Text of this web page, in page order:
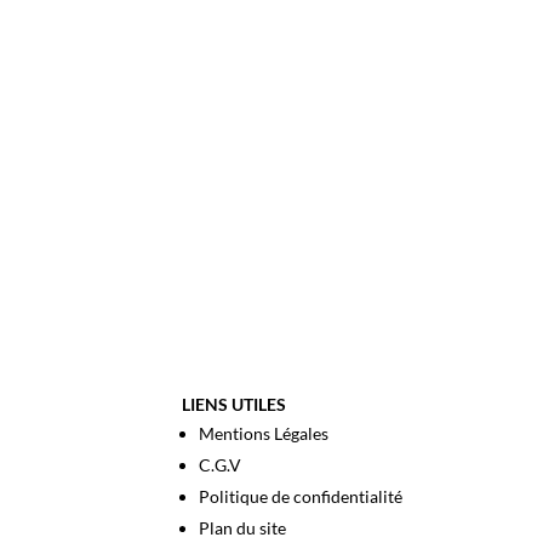
LIENS UTILES
Mentions Légales
C.G.V
Politique de confidentialité
Plan du site